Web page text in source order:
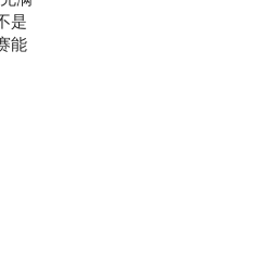
是
能